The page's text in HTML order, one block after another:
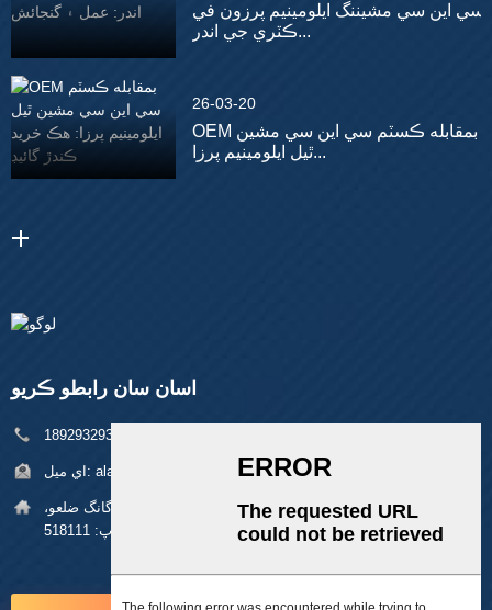
سي اين سي مشيننگ ايلومينيم پرزون في
ڪٽري جي اندر...
26-03-20
OEM بمقابله ڪسٽم سي اين سي مشين
ٿيل ايلومينيم پرزا...
اسان سان رابطو ڪريو
اي ميل: alan@pftworld.com
بلڊنگ 49، فومين انڊسٽريل پارڪ، پنگھو ڳوٺ، لانگ گانگ ضلعو،
شينزين زپ: 518111